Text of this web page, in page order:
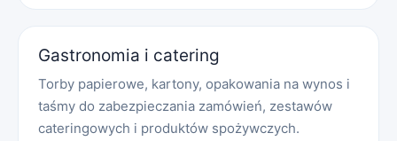
Gastronomia i catering
Torby papierowe, kartony, opakowania na wynos i
taśmy do zabezpieczania zamówień, zestawów
cateringowych i produktów spożywczych.